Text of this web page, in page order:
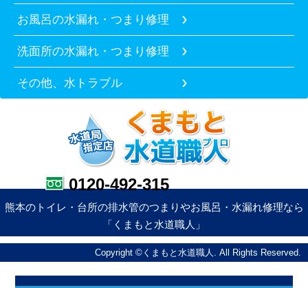
お風呂の水漏れ・つまり修理
洗面所の水漏れ・つまり修理
その他、水トラブル
0120-492-315
熊本のトイレ・台所の排水管のつまりやお風呂・水漏れ修理なら
「くまもと水道職人」
Copyright ©くまもと水道職人. All Rights Reserved.